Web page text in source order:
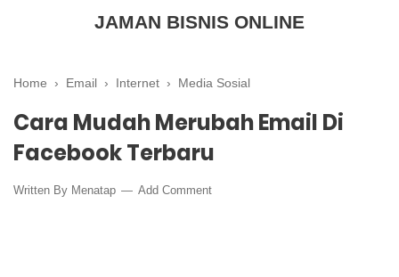
JAMAN BISNIS ONLINE
Home › Email › Internet › Media Sosial
Cara Mudah Merubah Email Di
Facebook Terbaru
Written By Menatap Add Comment